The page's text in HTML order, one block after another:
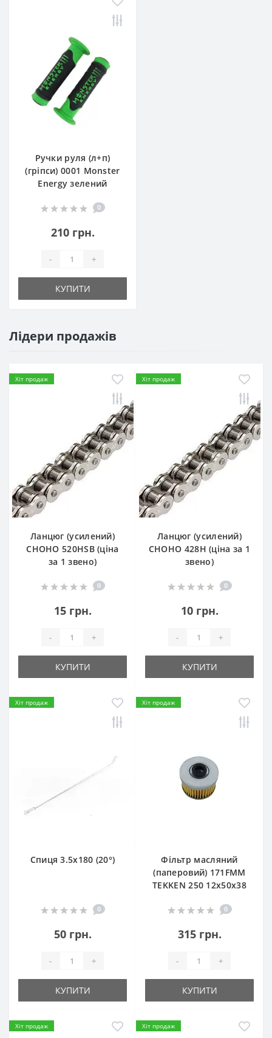
Ручки руля (л+п)
(гріпси) 0001 Monster
Energy зелений
0
210 грн.
- +
КУПИТИ
Лідери продажів
Хіт продаж
Ланцюг (усилений)
СHOHO 520HSB (ціна
за 1 звено)
0
15 грн.
- +
КУПИТИ
Хіт продаж
Ланцюг (усилений)
СHOHO 428H (ціна за 1
звено)
0
10 грн.
- +
КУПИТИ
Хіт продаж
Спиця 3.5х180 (20°)
0
50 грн.
- +
КУПИТИ
Хіт продаж
Фільтр масляний
(паперовий) 171FMM
TEKKEN 250 12х50х38
0
315 грн.
- +
КУПИТИ
Хіт продаж Хіт продаж